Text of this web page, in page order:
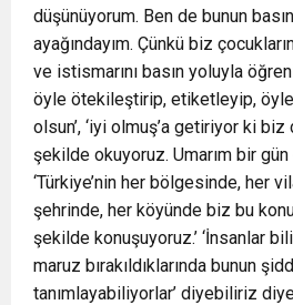
düşünüyorum. Ben de bunun
ayağındayım. Çünkü biz
ve istismarını basın yoluyla
öyle ötekileştirip, etiketleyip, öyle
olsun’, ‘iyi olmuş’a getiriyor ki
şekilde okuyoruz. Umarım bir
‘Türkiye’nin her bölgesinde, her
şehrinde, her köyünde biz bu
şekilde konuşuyoruz.’ ‘İnsanlar
maruz bırakıldıklarında bunun
tanımlayabiliyorlar’ diyebiliriz